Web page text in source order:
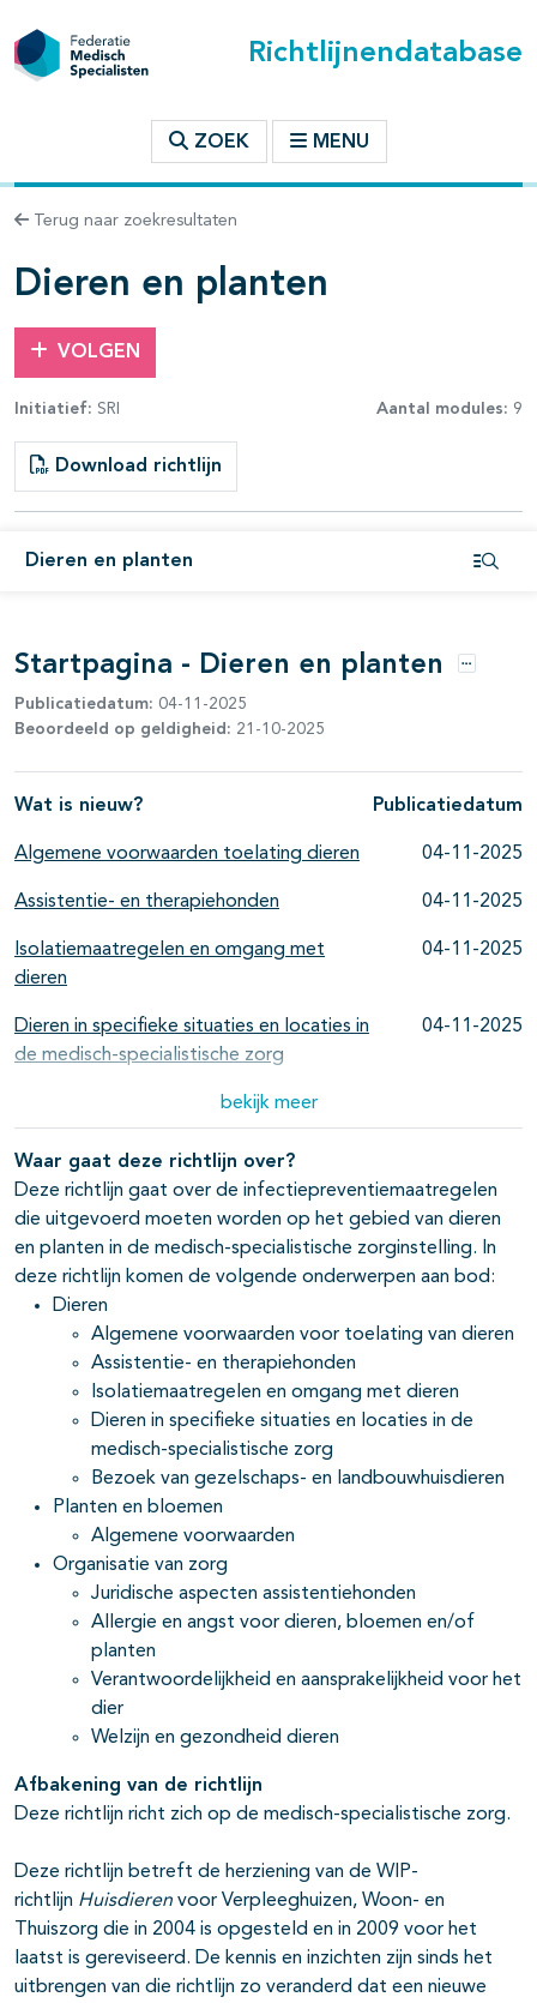
Richtlijnendatabase
ZOEK MENU
Terug naar zoekresultaten
Dieren en planten
VOLGEN
Initiatief: SRI Aantal modules: 9
Download richtlijn
Dieren en planten
binnen deze richtlijn
open- en dichtklappen
Startpagina - Dieren en planten Opties
Publicatiedatum: 04-11-2025
Beoordeeld op geldigheid: 21-10-2025
Wat is nieuw? Publicatiedatum
Algemene voorwaarden toelating dieren 04-11-2025
Assistentie- en therapiehonden 04-11-2025
Isolatiemaatregelen en omgang met
dieren
04-11-2025
Dieren in specifieke situaties en locaties in
de medisch-specialistische zorg
04-11-2025
landbouwhuisdieren
Dieren 04-11-2025
Planten en bloemen 04-11-2025
Organisatie van zorg 04-11-2025
Startpagina - Dieren en planten 04-11-2025
bekijk meer
Waar gaat deze richtlijn over?
Deze richtlijn gaat over de infectiepreventiemaatregelen
die uitgevoerd moeten worden op het gebied van dieren
en planten in de medisch-specialistische zorginstelling. In
deze richtlijn komen de volgende onderwerpen aan bod:
Dieren
Algemene voorwaarden voor toelating van dieren
Assistentie- en therapiehonden
Isolatiemaatregelen en omgang met dieren
Dieren in specifieke situaties en locaties in de
medisch-specialistische zorg
Bezoek van gezelschaps- en landbouwhuisdieren
Planten en bloemen
Algemene voorwaarden
Organisatie van zorg
Juridische aspecten assistentiehonden
Allergie en angst voor dieren, bloemen en/of
planten
Verantwoordelijkheid en aansprakelijkheid voor het
dier
Welzijn en gezondheid dieren
Afbakening van de richtlijn
Deze richtlijn richt zich op de medisch-specialistische zorg.
Deze richtlijn betreft de herziening van de WIP-
richtlijn Huisdieren voor Verpleeghuizen, Woon- en
Thuiszorg die in 2004 is opgesteld en in 2009 voor het
laatst is gereviseerd. De kennis en inzichten zijn sinds het
uitbrengen van die richtlijn zo veranderd dat een nieuwe